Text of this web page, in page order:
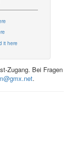
it here
Zugang. Bei Fragen
.